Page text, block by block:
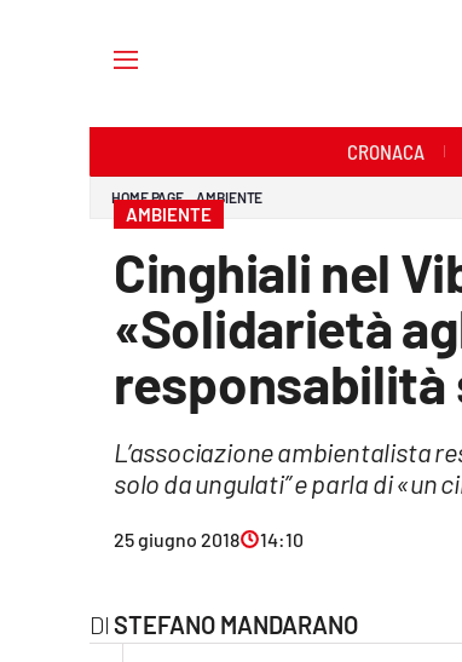
CRONACA
HOME PAGE AMBIENTE
AMBIENTE
Cinghiali nel
«Solidarietà
responsabilità
L’associazione ambientalista
solo da ungulati” e parla di «un
25 giugno 2018 14:10
STEFANO MANDARANO